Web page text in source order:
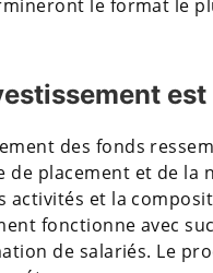
le format le
des fonds
placement et de la
et la
fonctionne avec
de salariés. Le